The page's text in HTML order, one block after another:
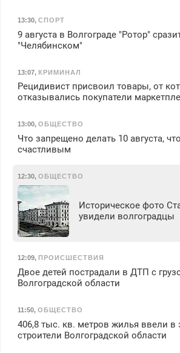
13:30, СПОРТ
9 августа в Волгограде "Ротор"
"Челябинском"
13:07, КРИМИНАЛ
Рецидивист присвоил товары, от
отказывались покупатели
13:00, ОБЩЕСТВО
Что запрещено делать 10 августа,
счастливым
12:30, ОБЩЕСТВО
Историческое фото
увидели волгоградцы
12:09, ПРОИСШЕСТВИЯ
Двое детей пострадали в ДТП с
Волгоградской области
11:50, ОБЩЕСТВО
406,8 тыс. кв. метров жилья ввели в
строители Волгоградской области